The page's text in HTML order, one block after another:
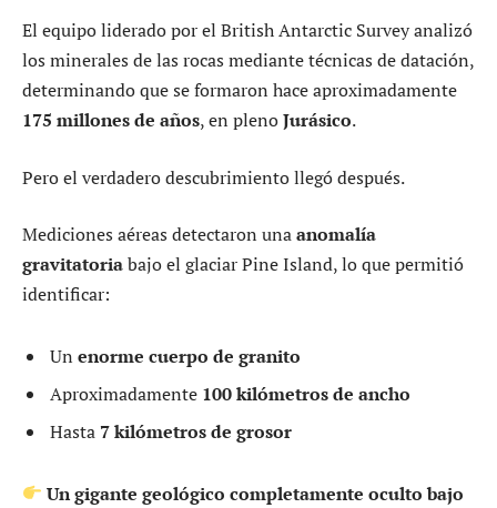
El equipo liderado por el British Antarctic Survey analizó
los minerales de las rocas mediante técnicas de datación,
determinando que se formaron hace aproximadamente
175 millones de años, en plenoJurásico.
Pero el verdadero descubrimiento llegó después.
Mediciones aéreas detectaron unaanomalía
gravitatoriabajo el glaciar Pine Island, lo que permitió
identificar:
Un enorme cuerpo de granito
Aproximadamente 100 kilómetros de ancho
Hasta7 kilómetros de grosor
Un gigante geológico completamente oculto bajo